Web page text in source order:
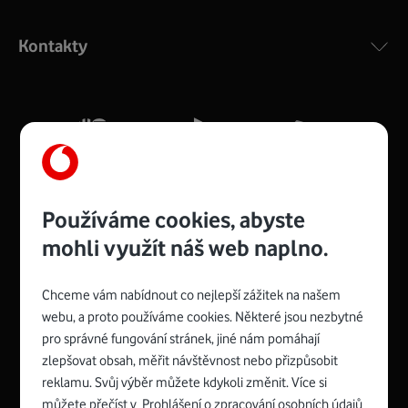
silný signál pro celou domácnost. Kompaktní rozměry 21
Více o COMPAL CH7465VF
Zyxel VMG8623-T50B:
Rozměry modemu jsou 16 x 22 x 7,5 cm (včetně stojánku)
a nabízí 4 gigabitové LAN porty a bezdrátové připojení Wi-
Spojte se s Vodafonem
Kontakty
Používáme cookies, abyste
mohli využít náš web naplno.
Chceme vám nabídnout co nejlepší zážitek na našem
webu, a proto používáme cookies. Některé jsou nezbytné
pro správné fungování stránek, jiné nám pomáhají
zlepšovat obsah, měřit návštěvnost nebo přizpůsobit
reklamu. Svůj výběr můžete kdykoli změnit. Více si
můžete přečíst v Prohlášení o zpracování osobních údajů